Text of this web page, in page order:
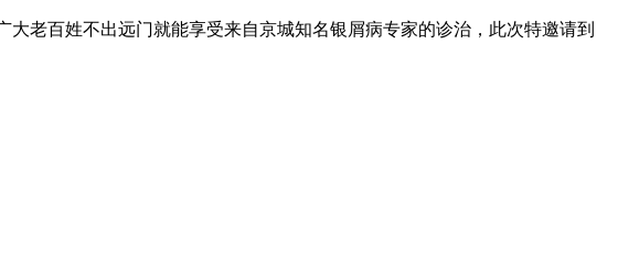
老百姓不出远门就能享受来自京城知名银屑病专家的诊治，此次特邀请到